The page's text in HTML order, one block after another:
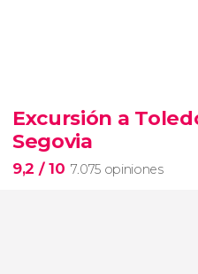
Museos Vaticanos
Pedro
Excursión a
Segovia
9,2 / 10 7.075 opiniones